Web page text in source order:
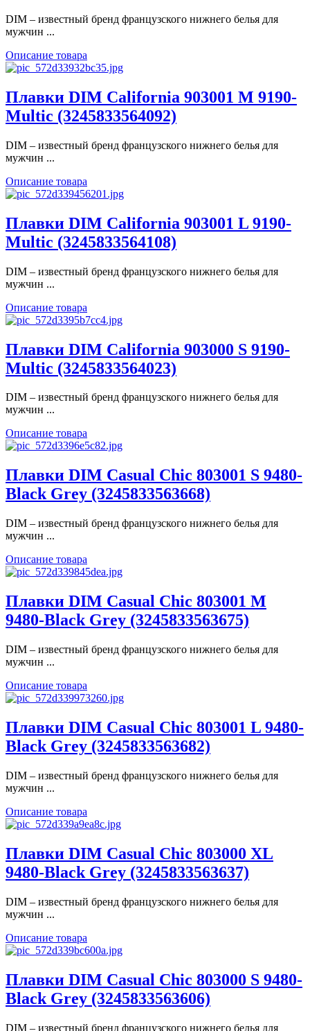
DIM – известный бренд французского нижнего белья для
мужчин ...
Описание товара
Плавки DIM California 903001 M 9190-
Multic (3245833564092)
DIM – известный бренд французского нижнего белья для
мужчин ...
Описание товара
Плавки DIM California 903001 L 9190-
Multic (3245833564108)
DIM – известный бренд французского нижнего белья для
мужчин ...
Описание товара
Плавки DIM California 903000 S 9190-
Multic (3245833564023)
DIM – известный бренд французского нижнего белья для
мужчин ...
Описание товара
Плавки DIM Casual Chic 803001 S 9480-
Black Grey (3245833563668)
DIM – известный бренд французского нижнего белья для
мужчин ...
Описание товара
Плавки DIM Casual Chic 803001 M
9480-Black Grey (3245833563675)
DIM – известный бренд французского нижнего белья для
мужчин ...
Описание товара
Плавки DIM Casual Chic 803001 L 9480-
Black Grey (3245833563682)
DIM – известный бренд французского нижнего белья для
мужчин ...
Описание товара
Плавки DIM Casual Chic 803000 XL
9480-Black Grey (3245833563637)
DIM – известный бренд французского нижнего белья для
мужчин ...
Описание товара
Плавки DIM Casual Chic 803000 S 9480-
Black Grey (3245833563606)
DIM – известный бренд французского нижнего белья для